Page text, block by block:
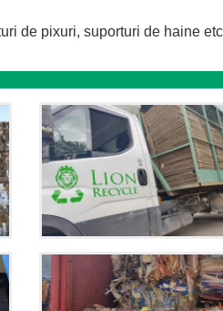
de pixuri, suporturi de haine